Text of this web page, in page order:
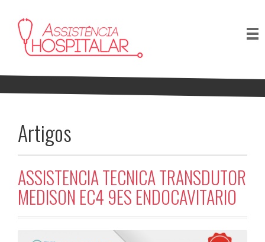
Artigos
ASSISTENCIA TECNICA TRANSDUTOR
MEDISON EC4 9ES ENDOCAVITARIO